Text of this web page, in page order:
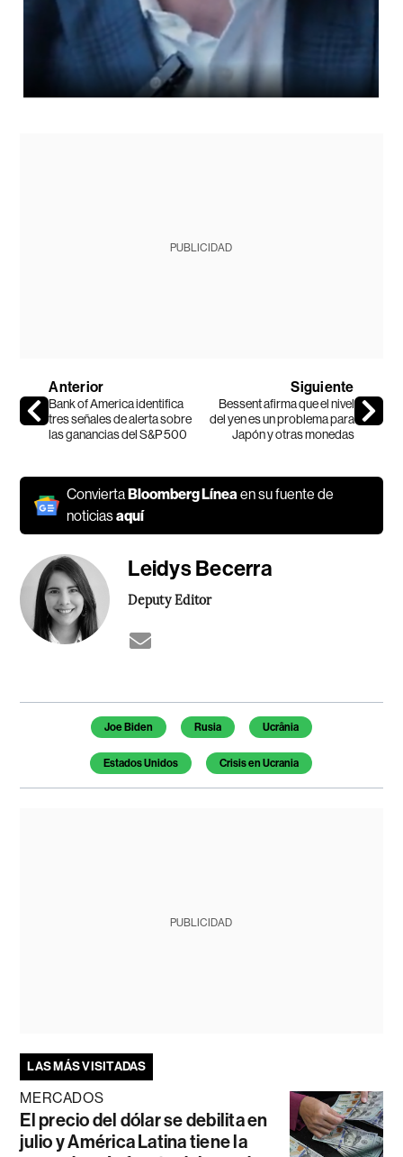
PUBLICIDAD
Anterior
Bank of America identifica
tres señales de alerta sobre
las ganancias del S&P 500
Siguiente
Bessent afirma que el nivel
del yen es un problema para
Japón y otras monedas
ConviertaBloomberg Líneaen su fuente de
noticiasaquí
Leidys Becerra
Deputy Editor
Temas de este artículo
Joe Biden Rusia Ucrânia
Estados Unidos Crisis en Ucrania
PUBLICIDAD
LAS MÁS VISITADAS
MERCADOS
El precio del dólar se debilita en
julio y América Latina tiene la